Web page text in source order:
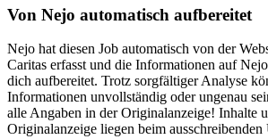
Von Nejo automatisch aufbereitet
Nejo hat diesen Job automatisch von der
Caritas erfasst und die Informationen auf
dich aufbereitet. Trotz sorgfältiger Analyse
Informationen unvollständig oder ungenau
alle Angaben in der Originalanzeige! Inhalte
Originalanzeige liegen beim ausschreibenden